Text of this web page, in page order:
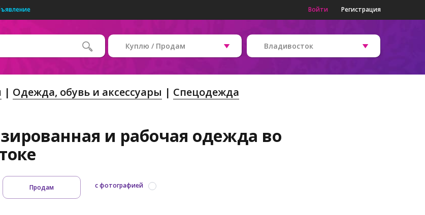
Войти Регистрация
Куплю / Продам Владивосток
Одежда, обувь и аксессуары Спецодежда
и рабочая одежда во
Продам с фотографией